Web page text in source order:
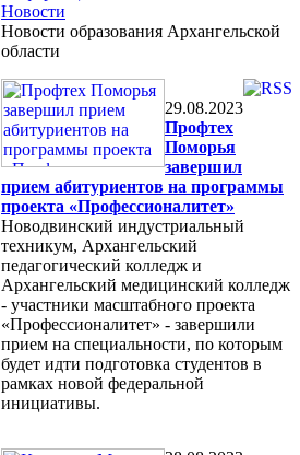
Новости
Новости образования Архангельской
области
29.08.2023
Профтех
Поморья
завершил
прием абитуриентов на программы
проекта «Профессионалитет»
Новодвинский индустриальный
техникум, Архангельский
педагогический колледж и
Архангельский медицинский колледж
- участники масштабного проекта
«Профессионалитет» - завершили
прием на специальности, по которым
будет идти подготовка студентов в
рамках новой федеральной
инициативы.